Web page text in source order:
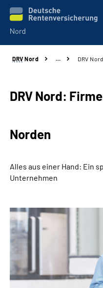
Aktuelles
Services
Karriere
Online-Services
Inhalte in
Leichte Sprache
DRV Nord … DRV
DRV Nord:
Norden
Alles aus einer Hand: Ein
Unternehmen